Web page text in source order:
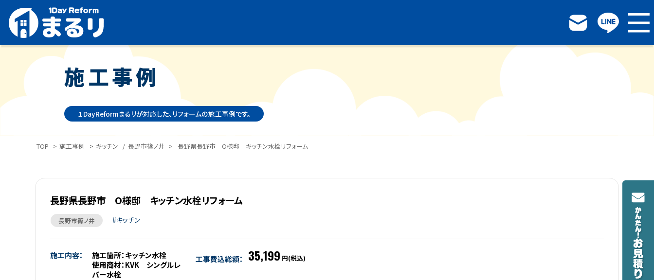
施工事例
１DayReformまるリが対応した、リフォームの施工事例です。
TOP > 施工事例 > キッチン / 長野市篠ノ井 > 長野県長野市 O様邸 キッチン水栓リフォーム
長野県長野市 O様邸 キッチン水栓リフォーム
長野市篠ノ井 キッチン
施工内容：
施工箇所：キッチン水栓
使用商材：KVK シングルレ
バー水栓
工事費込総額： 35,199 円(税込)